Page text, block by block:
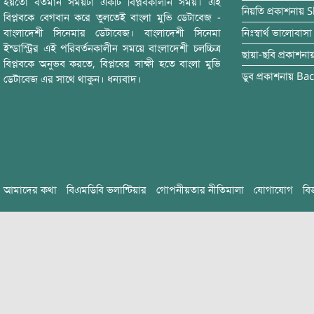
বিপ্লবকে বেগবান করে তুলতেই বাংলা মুভি ডেটাবেজ -
বাংলাদেশী সিনেমার ডেটাবেজ। বাংলাদেশী সিনেমা
ইন্ডাস্ট্রির এই পরিবর্তনকালীন সময়ে বাংলাদেশী চলচ্চিত্র
বিপ্লবকে অনুভব করতে, বিপ্লবের সাক্ষী হতে বাংলা মুভি
ডেটাবেজ এর সাথে থাকুন। ধন্যবাদ।
নিয়তি প্রকাশনায়
নিঃস্বার্থ ভালোবাসা
ছায়া-ছবি
ডুব প্রকাশনায়
আমাদের কথা বিএমডিবি ভলান্টিয়ার গোপনীয়তার নীতিমালা যোগাযোগ